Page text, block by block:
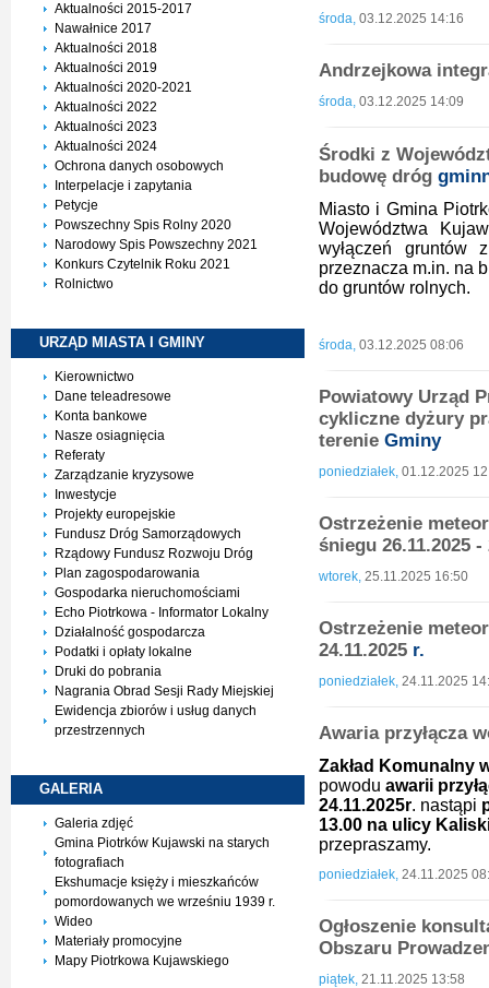
Aktualności 2015-2017
Nawałnice 2017
Aktualności 2018
Aktualności 2019
Aktualności 2020-2021
Aktualności 2022
Aktualności 2023
Aktualności 2024
Ochrona danych osobowych
Interpelacje i zapytania
Petycje
Powszechny Spis Rolny 2020
Narodowy Spis Powszechny 2021
Konkurs Czytelnik Roku 2021
Rolnictwo
URZĄD MIASTA I GMINY
Kierownictwo
Dane teleadresowe
Konta bankowe
Nasze osiagnięcia
Referaty
Zarządzanie kryzysowe
Inwestycje
Projekty europejskie
Fundusz Dróg Samorządowych
Rządowy Fundusz Rozwoju Dróg
Plan zagospodarowania
Gospodarka nieruchomościami
Echo Piotrkowa - Informator Lokalny
Działalność gospodarcza
Podatki i opłaty lokalne
Druki do pobrania
Nagrania Obrad Sesji Rady Miejskiej
Ewidencja zbiorów i usług danych
przestrzennych
GALERIA
Galeria zdjęć
Gmina Piotrków Kujawski na starych
fotografiach
Ekshumacje księży i mieszkańców
pomordowanych we wrześniu 1939 r.
Wideo
Materiały promocyjne
Mapy Piotrkowa Kujawskiego
środa, 03.12.2025 14:16
Andrzejkowa
środa, 03.12.2025 14:09
Środki z
budowę dróg
Miasto i Gmina
Województwa
wyłączeń gruntów
przeznacza m.in. na
do gruntów rolnych.
środa, 03.12.2025 08:06
Powiatowy Urząd
cykliczne dyżury
terenie Gminy
poniedziałek, 01.12.2025
Ostrzeżenie
śniegu 26.11.2025 -
wtorek, 25.11.2025 16:50
Ostrzeżenie
24.11.2025 r.
poniedziałek, 24.11.2025
Awaria przyłącza
Zakład Komunalny
powodu awarii
24.11.2025r. nastąpi
13.00 na ulicy
przepraszamy.
poniedziałek, 24.11.2025
Ogłoszenie
Obszaru
piątek, 21.11.2025 13:58